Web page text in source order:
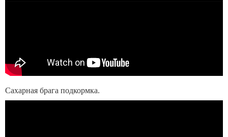
Сахарная брага подкормка.